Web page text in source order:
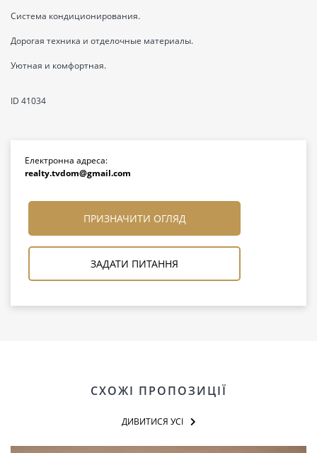
Система кондиционирования.
Дорогая техника и отделочные материалы.
Уютная и комфортная.
ID 41034
Електронна адреса:
realty.tvdom@gmail.com
ПРИЗНАЧИТИ ОГЛЯД
ЗАДАТИ ПИТАННЯ
СХОЖІ ПРОПОЗИЦІЇ
ДИВИТИСЯ УСІ